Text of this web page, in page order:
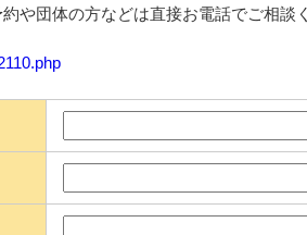
や団体の方などは直接お電話でご相談